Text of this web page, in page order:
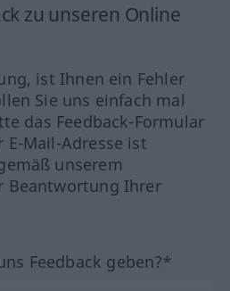
zu unseren Online
ist Ihnen ein Fehler
Sie uns einfach mal
das Feedback-Formular
E-Mail-Adresse ist
unserem
Beantwortung Ihrer
Feedback geben?*